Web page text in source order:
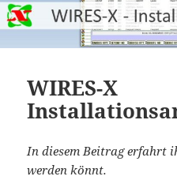
WIRES-X
In diesem Beitrag erfahrt
werden könnt.